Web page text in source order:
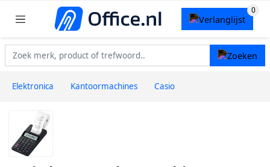
Elektronica Kantoormachines Casio